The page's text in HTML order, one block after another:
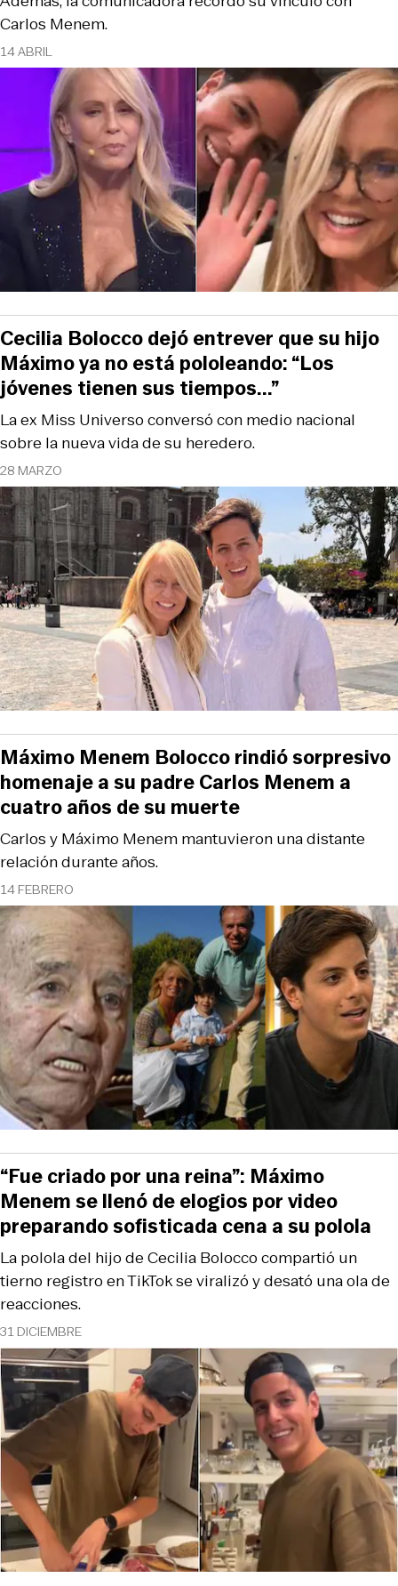
14 ABRIL
Carlos Menem.
28 MARZO
La ex Miss Universo conversó con medio nacional
sobre la nueva vida de su heredero.
Cecilia Bolocco dejó entrever que su hijo
Máximo ya no está pololeando: “Los
jóvenes tienen sus tiempos...”
14 FEBRERO
Carlos y Máximo Menem mantuvieron una distante
relación durante años.
Máximo Menem Bolocco rindió sorpresivo
homenaje a su padre Carlos Menem a
cuatro años de su muerte
31 DICIEMBRE
La polola del hijo de Cecilia Bolocco compartió un
tierno registro en TikTok se viralizó y desató una ola de
reacciones.
“Fue criado por una reina”: Máximo
Menem se llenó de elogios por video
preparando sofisticada cena a su polola